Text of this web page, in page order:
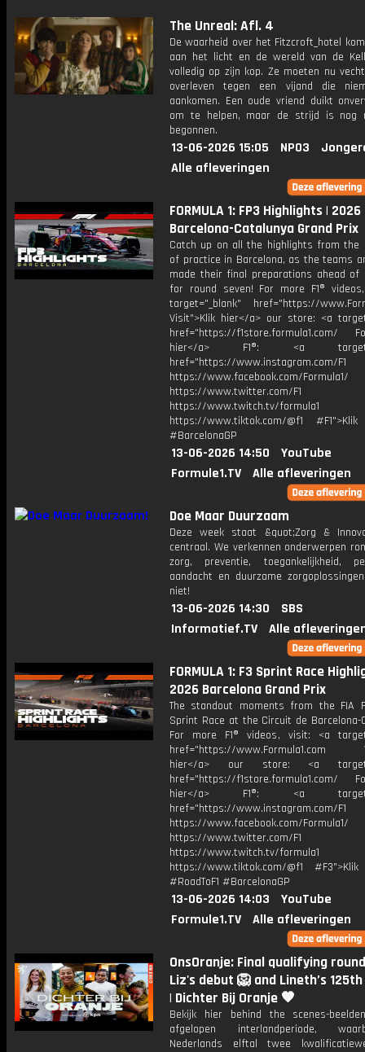
The Unreal: Afl. 4
De waarheid over het Fitzcroft_hotel
aan het licht en de wereld van de
volledig op zijn kop. Ze moeten nu
overleven tegen een vijand die
aankomen. Een oude vriend duikt
om te helpen, maar de strijd is nog
begonnen.
13-06-2026 15:05 NPO3
Alle afleveringen
FORMULA 1: FP3 Highlights | 2026
Barcelona-Catalunya Grand Prix
Catch up on all the highlights from the
of practice in Barcelona, as the teams
made their final preparations ahead of
for round seven! For more F1®
target="_blank" href="https://
Visit">Klik hier</a> our store: <a
href="https://f1store.formula1.com/
hier</a> F1®: <a
href="https://www.instagram.com/F1
https://www.facebook.com/Formula1/
https://www.twitter.com/F1
https://www.twitch.tv/formula1
https://www.tiktok.com/@f1
#BarcelonaGP
13-06-2026 14:50
YouTube
Formule1.TV
Alle afleveringen
Doe Maar Duurzaam
Deze week staat &quot;Zorg &
centraal. We verkennen onderwerpen
zorg, preventie, toegankelijkheid,
aandacht en duurzame
niet!
13-06-2026 14:30
SBS
Informatief.TV
Alle
FORMULA 1: F3 Sprint Race
2026 Barcelona Grand Prix
The standout moments from the FIA
Sprint Race at the Circuit de Barcelona-
For more F1® videos, visit: <a
href="https://www.Formula1.com
hier</a> our store: <a
href="https://f1store.formula1.com/
hier</a> F1®: <a
href="https://www.instagram.com/F1
https://www.facebook.com/Formula1/
https://www.twitter.com/F1
https://www.twitch.tv/formula1
https://www.tiktok.com/@f1
#RoadToF1 #BarcelonaGP
13-06-2026 14:03
YouTube
Formule1.TV
Alle afleveringen
OnsOranje: Final qualifying
Liz's debut 🦁 and Lineth’s
| Dichter Bij Oranje 🧡
Bekijk hier behind the scenes-
afgelopen interlandperiode,
Nederlands elftal twee